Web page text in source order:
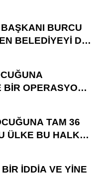
BURCU
BELEDİYEYİ DE
BİR OPERASYON
TAM 36
ÜLKE BU HALK
SAVRULDU!
İDDİA VE YİNE